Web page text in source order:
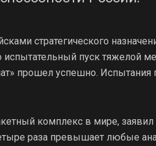
стратегического
пуск тяжелой
прошел успешно. Испытания
комплекс в мире,
раза превышает любые